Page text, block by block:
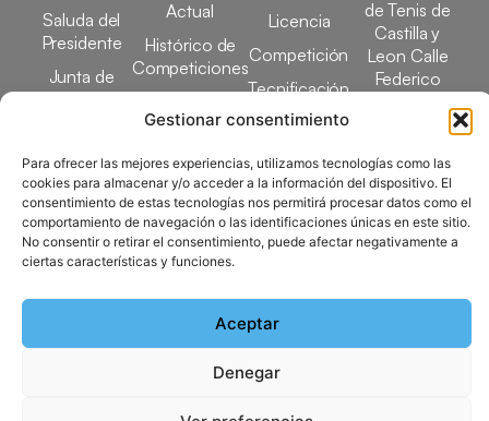
Gestionar consentimiento
Para ofrecer las mejores experiencias, utilizamos tecnologías como las
cookies para almacenar y/o acceder a la información del dispositivo. El
consentimiento de estas tecnologías nos permitirá procesar datos como el
comportamiento de navegación o las identificaciones únicas en este sitio.
No consentir o retirar el consentimiento, puede afectar negativamente a
ciertas características y funciones.
Aceptar
Denegar
Saluda del
Presidente
Junta de
Gobierno
Elecciones
Clubes
Federados
Actual
Histórico de
Competiciones
Arbitrales
Licencia
Competición
Tecnificación
Docencia
de Tenis de
Castilla y
Leon Calle
Federico
983 24 94 26
Copyright © 2025 Federación de Tenis de Castilla y León |
Desarrollado porTOOOLS
Política de Cookies